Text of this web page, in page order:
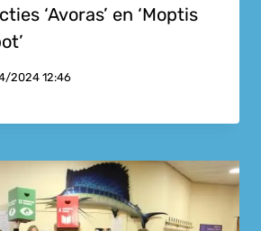
‘Avoras’ en ‘Moptis
2024 12:46